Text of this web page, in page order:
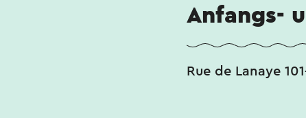
Anfangs-
Rue de Lanaye